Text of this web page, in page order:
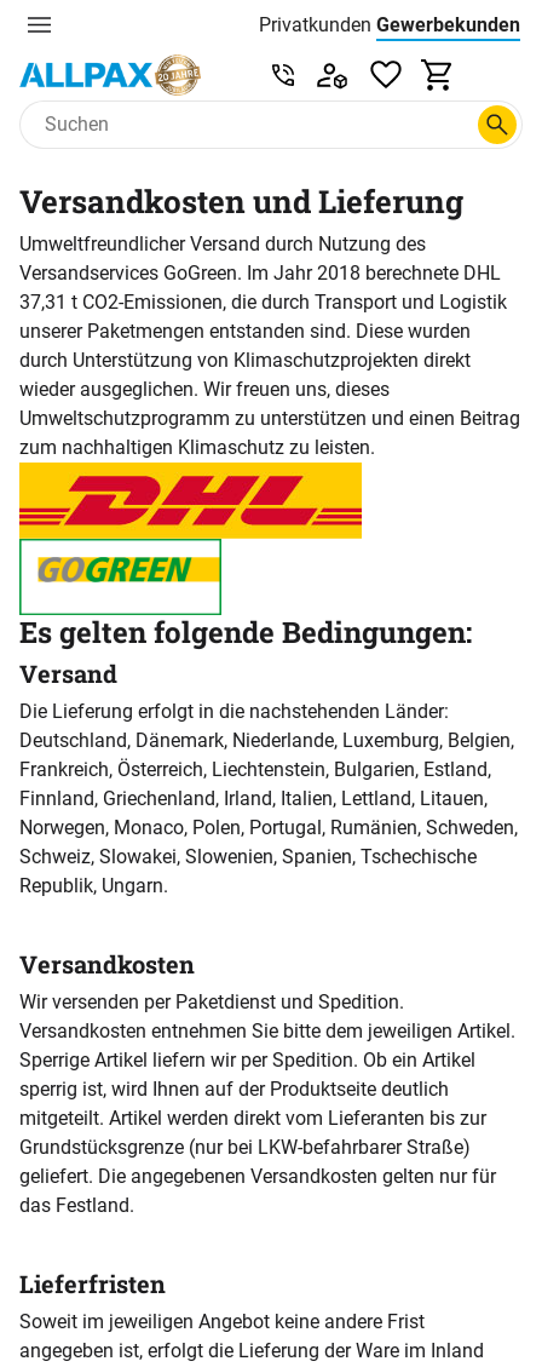
Menu Privatkunden Preisliste:
Gewerbekunden
Zum Hauptinhalt springen
Service & Beratung unter
Versandkosten und Lieferung
Umweltfreundlicher Versand durch Nutzung des
Versandservices GoGreen. Im Jahr 2018 berechnete DHL
37,31 t CO2-Emissionen, die durch Transport und Logistik
unserer Paketmengen entstanden sind. Diese wurden
durch Unterstützung von Klimaschutzprojekten direkt
wieder ausgeglichen. Wir freuen uns, dieses
Umweltschutzprogramm zu unterstützen und einen Beitrag
zum nachhaltigen Klimaschutz zu leisten.
Es gelten folgende Bedingungen:
Versand
Die Lieferung erfolgt in die nachstehenden Länder:
Deutschland, Dänemark, Niederlande, Luxemburg, Belgien,
Frankreich, Österreich, Liechtenstein, Bulgarien, Estland,
Finnland, Griechenland, Irland, Italien, Lettland, Litauen,
Norwegen, Monaco, Polen, Portugal, Rumänien, Schweden,
Schweiz, Slowakei, Slowenien, Spanien, Tschechische
Republik, Ungarn.
Versandkosten
Wir versenden per Paketdienst und Spedition.
Versandkosten entnehmen Sie bitte dem jeweiligen Artikel.
Sperrige Artikel liefern wir per Spedition. Ob ein Artikel
sperrig ist, wird Ihnen auf der Produktseite deutlich
mitgeteilt. Artikel werden direkt vom Lieferanten bis zur
Grundstücksgrenze (nur bei LKW-befahrbarer Straße)
geliefert. Die angegebenen Versandkosten gelten nur für
das Festland.
Lieferfristen
Soweit im jeweiligen Angebot keine andere Frist
angegeben ist, erfolgt die Lieferung der Ware im Inland